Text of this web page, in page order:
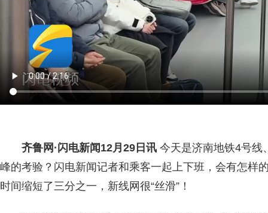
齐鲁网 ·闪电新闻12月29日讯 今天是济南地铁4号线
峰的考验？闪电新闻记者和乘客一起上下班，会有怎样
时间缩短了三分之一，新线网很“丝滑”！